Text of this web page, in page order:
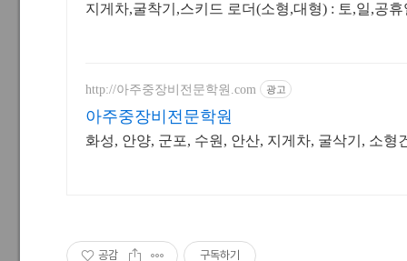
지게차,굴착기,스키드 로더(소형,대형) : 토,일,공
http://아주중장비전문학원.com 광고
아주중장비전문학원
화성, 안양, 군포, 수원, 안산, 지게차, 굴삭기, 소형
공감 구독하기